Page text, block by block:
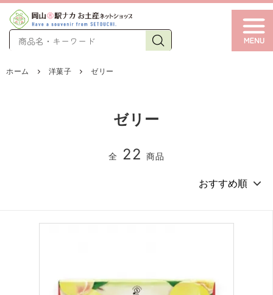
ホーム 洋菓子 ゼリー
ゼリー
全 22 商品